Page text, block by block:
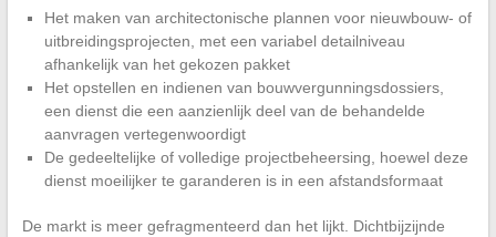
Het maken van architectonische plannen voor nieuwbouw- of
uitbreidingsprojecten, met een variabel detailniveau
afhankelijk van het gekozen pakket
Het opstellen en indienen van bouwvergunningsdossiers,
een dienst die een aanzienlijk deel van de behandelde
aanvragen vertegenwoordigt
De gedeeltelijke of volledige projectbeheersing, hoewel deze
dienst moeilijker te garanderen is in een afstandsformaat
De markt is meer gefragmenteerd dan het lijkt. Dichtbijzijnde